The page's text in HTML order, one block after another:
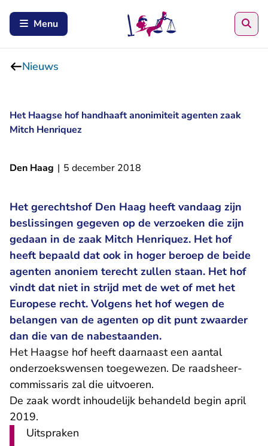
Menu
Nieuws
Het Haagse hof handhaaft anonimiteit agenten zaak
Mitch Henriquez
Den Haag | 5 december 2018
Het gerechtshof Den Haag heeft vandaag zijn
beslissingen gegeven op de verzoeken die zijn
gedaan in de zaak Mitch Henriquez. Het hof
heeft bepaald dat ook in hoger beroep de beide
agenten anoniem terecht zullen staan. Het hof
vindt dat niet in strijd met de wet of met het
Europese recht. Volgens het hof wegen de
belangen van de agenten op dit punt zwaarder
dan die van de nabestaanden.
Het Haagse hof heeft daarnaast een aantal
onderzoekswensen toegewezen. De raadsheer-
commissaris zal die uitvoeren.
De zaak wordt inhoudelijk behandeld begin april
2019.
Uitspraken